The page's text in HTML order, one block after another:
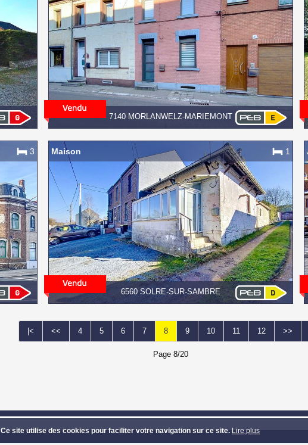
Ce site utilise des cookies pour faciliter votre navigation sur ce site. Lire plus
7140 MORLANWELZ-MARIEMONT
3
6560 SOLRE-SUR-SAMBRE
Maison 1
|< << 4 5 6 7 8 9 10 11 12 >>
Page 8/20
Photos et textes copyright © Groupe Confort Invest - Design et code source copyright ©